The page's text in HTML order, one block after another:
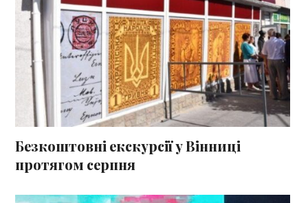
Безкоштовні екскурсії у Вінниці
протягом серпня